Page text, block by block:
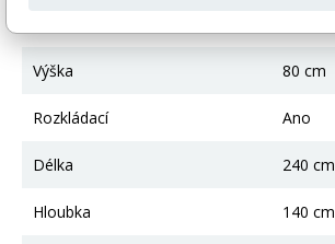
Výška 80 cm
Rozkládací Ano
Délka 240 cm
Hloubka 140 cm